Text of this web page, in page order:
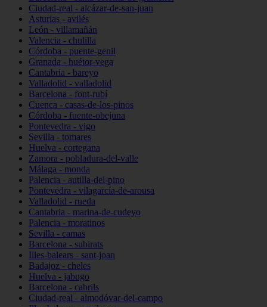
Ciudad-real - alcázar-de-san-juan
Asturias - avilés
León - villamañán
Valencia - chulilla
Córdoba - puente-genil
Granada - huétor-vega
Cantabria - bareyo
Valladolid - valladolid
Barcelona - font-rubí
Cuenca - casas-de-los-pinos
Córdoba - fuente-obejuna
Pontevedra - vigo
Sevilla - tomares
Huelva - cortegana
Zamora - pobladura-del-valle
Málaga - monda
Palencia - autilla-del-pino
Pontevedra - vilagarcía-de-arousa
Valladolid - rueda
Cantabria - marina-de-cudeyo
Palencia - moratinos
Sevilla - camas
Barcelona - subirats
Illes-balears - sant-joan
Badajoz - cheles
Huelva - jabugo
Barcelona - cabrils
Ciudad-real - almodóvar-del-campo